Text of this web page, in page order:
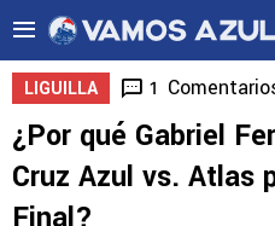
LIGUILLA 1
¿Por qué Gabriel
Cruz Azul vs. Atlas